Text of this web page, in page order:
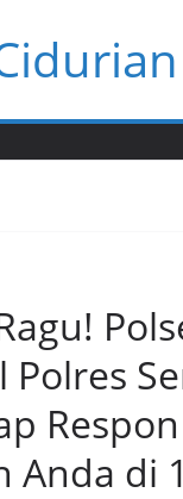
Polres
Respon
Anda di